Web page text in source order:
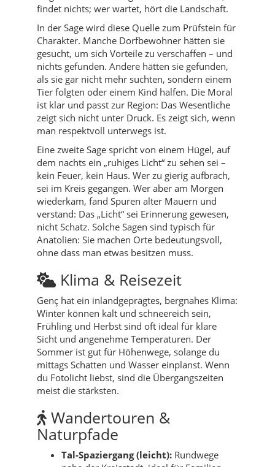
findet nichts; wer wartet, hört die Landschaft.
In der Sage wird diese Quelle zum Prüfstein für
Charakter. Manche Dorfbewohner hätten sie
gesucht, um sich Vorteile zu verschaffen – und
nichts gefunden. Andere hätten sie gefunden,
als sie gar nicht mehr suchten, sondern einem
Tier folgten oder einem Kind halfen. Die Moral
ist klar und passt zur Region: Das Wesentliche
zeigt sich nicht unter Druck. Es zeigt sich, wenn
man respektvoll unterwegs ist.
Eine zweite Sage spricht von einem Hügel, auf
dem nachts ein „ruhiges Licht“ zu sehen sei –
kein Feuer, kein Haus. Wer zu gierig aufbrach,
sei im Kreis gegangen. Wer aber am Morgen
wiederkam, fand Spuren alter Mauern und
verstand: Das „Licht“ sei Erinnerung gewesen,
nicht Schatz. Solche Sagen sind typisch für
Anatolien: Sie machen Orte bedeutungsvoll,
ohne dass man etwas besitzen muss.
Klima & Reisezeit
Genç hat ein inlandgeprägtes, bergnahes Klima:
Winter können kalt und schneereich sein,
Frühling und Herbst sind oft ideal für klare
Sicht und angenehme Temperaturen. Der
Sommer ist gut für Höhenwege, solange du
mittags Schatten und Wasser einplanst. Wenn
du Fotolicht liebst, sind die Übergangszeiten
meist die stärksten.
Wandertouren &
Naturpfade
Tal-Spaziergang (leicht): Rundwege